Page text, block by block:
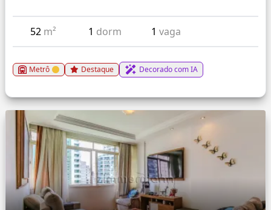
52 m² 1 dorm 1vaga
Metrô Destaque Decorado com IA